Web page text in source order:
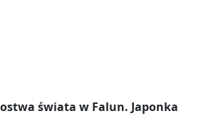
świata w Falun. Japonka